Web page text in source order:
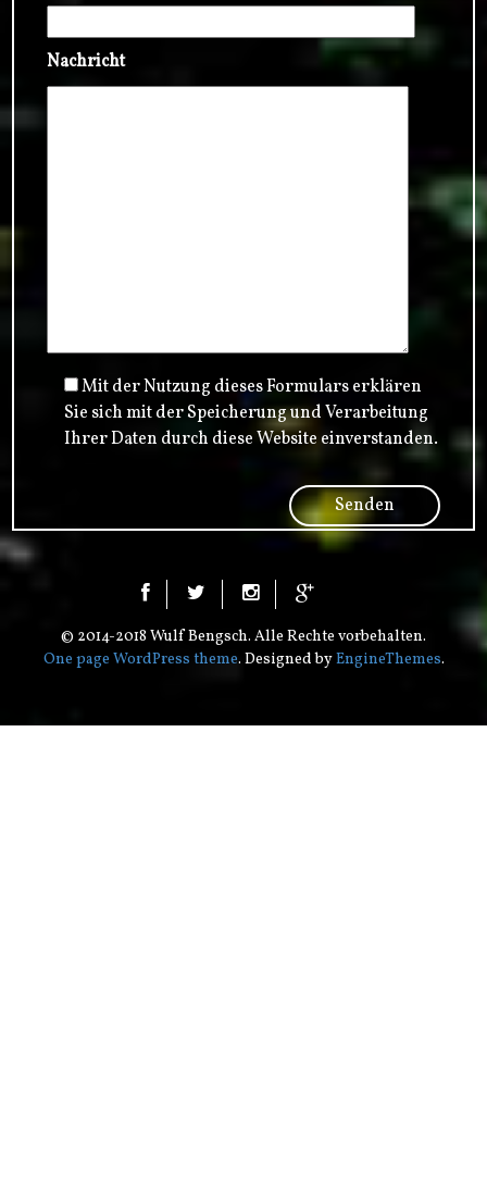
Nachricht
Mit der Nutzung dieses Formulars erklären
Sie sich mit der Speicherung und Verarbeitung
Ihrer Daten durch diese Website einverstanden.
© 2014-2018 Wulf Bengsch. Alle Rechte vorbehalten.
One page WordPress theme. Designed byEngineThemes.